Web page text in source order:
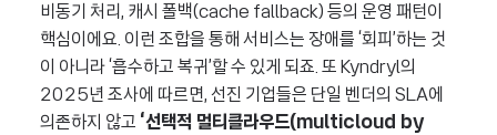
비동기 처리, 캐시 폴백(cache fallback) 등의 운영 패턴이
핵심이에요. 이런 조합을 통해 서비스는 장애를 ‘회피’하는 것
이 아니라 ‘흡수하고 복귀’할 수 있게 되죠. 또 Kyndryl의
2025년 조사에 따르면, 선진 기업들은 단일 벤더의 SLA에
의존하지 않고 ‘선택적 멀티클라우드(multicloud by